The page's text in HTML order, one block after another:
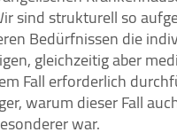
sind strukturell so
Bedürfnissen die
gleichzeitig aber
Fall erforderlich
warum dieser Fall
war.